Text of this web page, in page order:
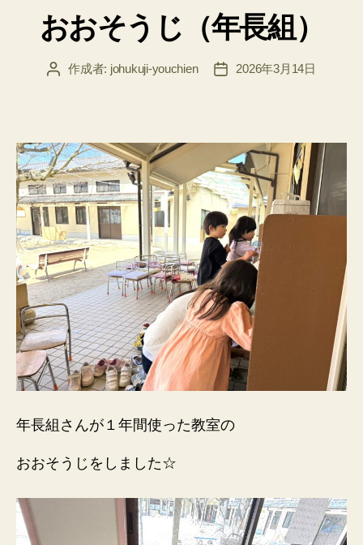
リ
おおそうじ（年長組）
投 作成者: johukuji-youchien
投
2026年3月14日
年長組さんが１年間使った教室の
おおそうじをしました☆